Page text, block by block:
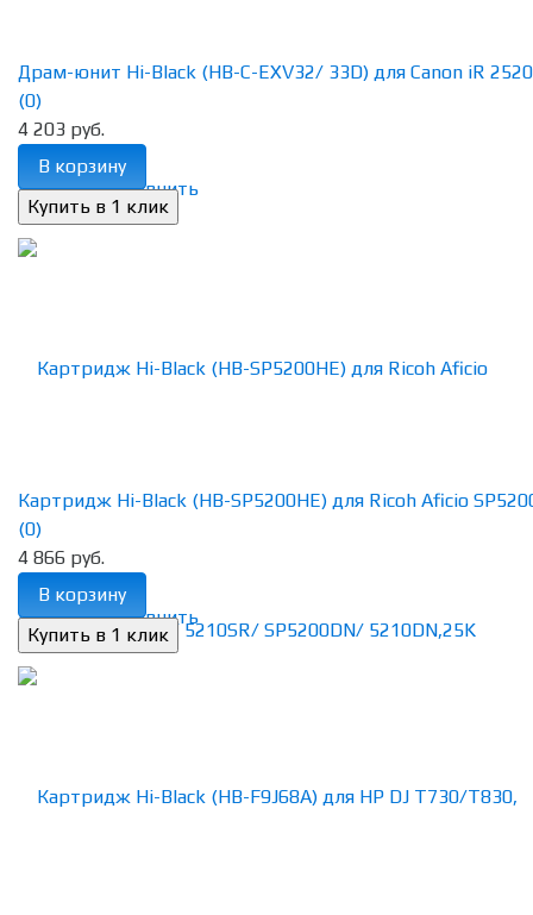
избранное сравнить
Драм-юнит Hi-Black (HB-C-EXV32/ 33D) для Canon iR
(0)
4 203 руб.
В корзину
избранное сравнить
Картридж Hi-Black (HB-SP5200HE) для Ricoh Aficio
(0)
4 866 руб.
В корзину